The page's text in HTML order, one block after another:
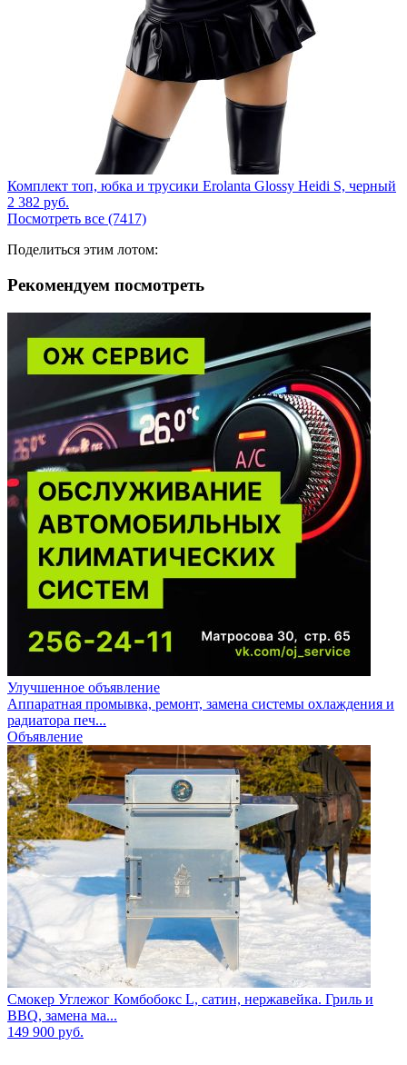
Комплект топ, юбка и трусики Erolanta Glossy Heidi S, черный
2 382 руб.
Посмотреть все (7417)
Поделиться этим лотом:
Рекомендуем посмотреть
Улучшенное объявление
Аппаратная промывка, ремонт, замена системы охлаждения и
радиатора печ...
Объявление
Смокер Углежог Комбобокс L, сатин, нержавейка. Гриль и
BBQ, замена ма...
149 900 руб.